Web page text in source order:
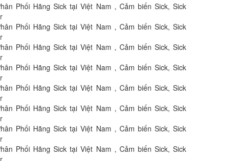
Phối Hãng Sick tại Việt Nam , Cảm biến Sick, Sick
Phối Hãng Sick tại Việt Nam , Cảm biến Sick, Sick
Phối Hãng Sick tại Việt Nam , Cảm biến Sick, Sick
Phối Hãng Sick tại Việt Nam , Cảm biến Sick, Sick
Phối Hãng Sick tại Việt Nam , Cảm biến Sick, Sick
Phối Hãng Sick tại Việt Nam , Cảm biến Sick, Sick
Phối Hãng Sick tại Việt Nam , Cảm biến Sick, Sick
Phối Hãng Sick tại Việt Nam , Cảm biến Sick, Sick